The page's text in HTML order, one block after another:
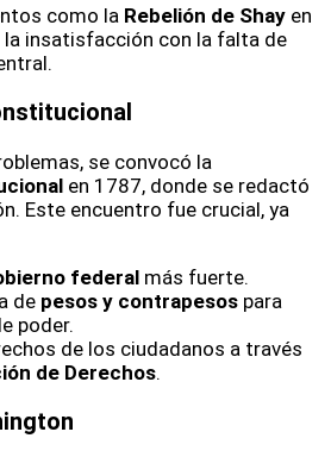
como la Rebelión de Shay en
insatisfacción con la falta de
se convocó la
en 1787, donde se redactó
Este encuentro fue crucial, ya
federal más fuerte.
de pesos y contrapesos para
poder.
de los ciudadanos a través
de Derechos.